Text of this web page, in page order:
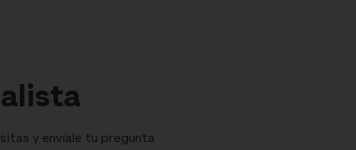
y envíale tu pregunta